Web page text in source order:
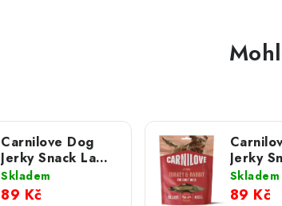
Carnilove Dog
Jerky Snack Lamb
& Salmon 100 g
NEW
Skladem
89 Kč
Jerky
Turkey
100 g
Skladem
89 Kč